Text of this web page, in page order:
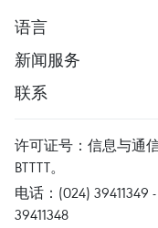
语言
新闻服务
联系
许可证号：信息与通
BTTTT。
电话：(024) 39411349
39411348